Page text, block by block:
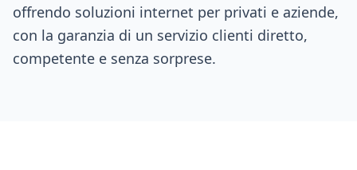
offrendo soluzioni internet per privati e aziende,
con la garanzia di un servizio clienti diretto,
competente e senza sorprese.